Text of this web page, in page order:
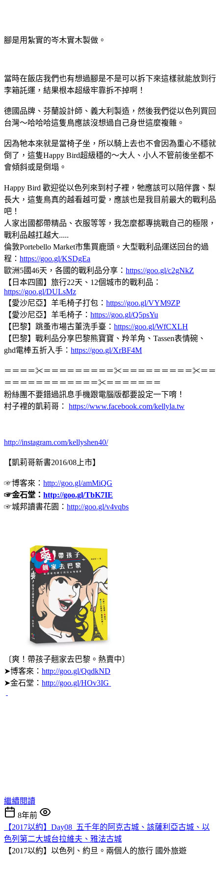
腳是用紮實的岑木實木製做。
當時在飯店我們也有想過腳是不是可以拆下來這樣就能放到行
李箱託運，結果根本超級牢靠拆不掉啊！
德國品牌、芬蘭設計師、義大利製造，然後我們從以色列買回
台灣～哈哈哈這隻鳥應該沒想過自己身世這麼複雜。
因為牠本來就是當椅子坐，所以騎上去也不會因為重心不穩就
倒了，這隻Happy Bird超級穩的～大人、小人不管前後坐都不
會傾斜或是倒塌。
Happy Bird 歡迎從以色列來到村子裡，牠應該可以陪伴露、梨
長大，這隻鳥真的越看越可愛，應該也是我目前最大的戰利品
吧！
人家出國都帶精品、衣服等等，我怎麼都專挑戰自己的極限，
戰利品越扛越大.....
倫敦Portebello Market市集買鹿頭。大型戰利品運送回台的過
程： https://goo.gl/KSDgEa
歐洲5國46天，各國的戰利品分享： https://goo.gl/c2gNkZ
【日本四國】旅行22天、12個城市的戰利品：
https://goo.gl/DULsMz
【愛沙尼亞】羊毛椅子打包： https://goo.gl/VYM9ZP
【愛沙尼亞】羊毛椅子： https://goo.gl/Q5psYu
【巴黎】跳蚤市場古董洗手臺： https://goo.gl/WfCXLH
【巴黎】戰利品分享巴黎熊寶寶、羚羊角、Tassen表情碗、
ghd電棒五折入手： https://goo.gl/XrBF4M
＝＝＝＝✂＝＝＝＝＝＝＝＝＝✂＝＝＝＝＝＝＝＝＝✂＝＝
＝＝＝＝＝＝＝＝＝＝＝＝✂＝＝＝＝＝＝＝
粉絲團不要錯過訊息手機跟電腦版都要設定一下唷！
村子裡的凱莉哥： https://www.facebook.com/kellyla.tw
http://instagram.com/kellyshen40/
【凱莉哥新書2016/08上市】
☞博客來： http://goo.gl/amMiQG
☞金石堂： http://goo.gl/TbK7IE
☞城邦讀書花園： http://goo.gl/v4vqbs
〔爽！帶孩子翹家去巴黎。熱賣中〕
➤博客來： http://goo.gl/QqdkND
➤金石堂： http://goo.gl/HOv3IG
繼續閱讀
8年前
【2017以約】Day08_五千年的阿克古城、該薩利亞古城、以
色列第二大城台拉維夫、雅法古城
【2017以約】以色列、約旦。兩個人的旅行 國外旅遊